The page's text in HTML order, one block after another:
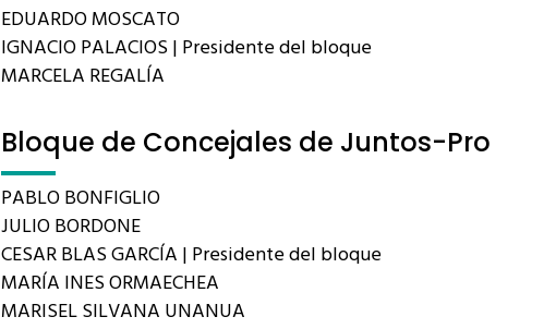
EDUARDO MOSCATO
IGNACIO PALACIOS | Presidente del bloque
MARCELA REGALÍA
Bloque de Concejales de Juntos-Pro
PABLO BONFIGLIO
JULIO BORDONE
CESAR BLAS GARCÍA | Presidente del bloque
MARÍA INES ORMAECHEA
MARISEL SILVANA UNANUA